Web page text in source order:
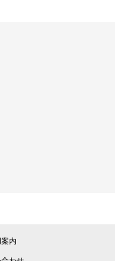
案内